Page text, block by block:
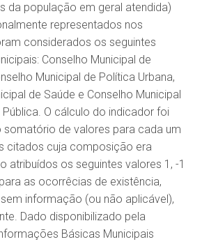
da população em geral atendida)
representados nos
considerados os seguintes
Conselho Municipal de
Municipal de Política Urbana,
de Saúde e Conselho Municipal
Pública. O cálculo do indicador foi
somatório de valores para cada um
citados cuja composição era
atribuídos os seguintes valores 1, -1
as ocorrêcias de existência,
informação (ou não aplicável),
Dado disponibilizado pela
Básicas Municipais